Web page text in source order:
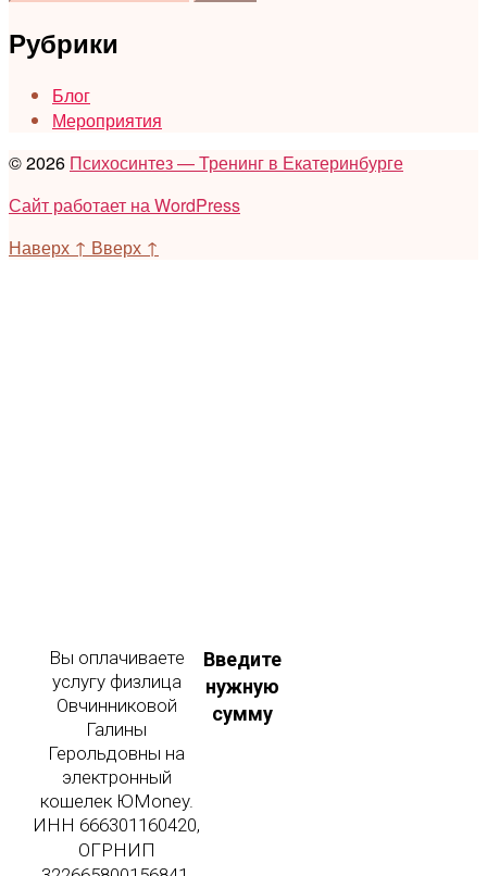
Рубрики
Блог
Мероприятия
© 2026 Психосинтез — Тренинг в Екатеринбурге
Сайт работает на WordPress
Наверх ↑ Вверх ↑
Вы оплачиваете
услугу физлица
Овчинниковой
Галины
Герольдовны на
электронный
кошелек ЮMoney.
ИНН 666301160420,
ОГРНИП
Введите
нужную
сумму